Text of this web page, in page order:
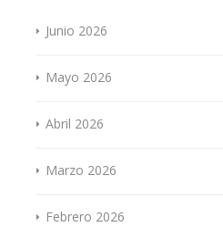
Junio 2026
Mayo 2026
Abril 2026
Marzo 2026
Febrero 2026